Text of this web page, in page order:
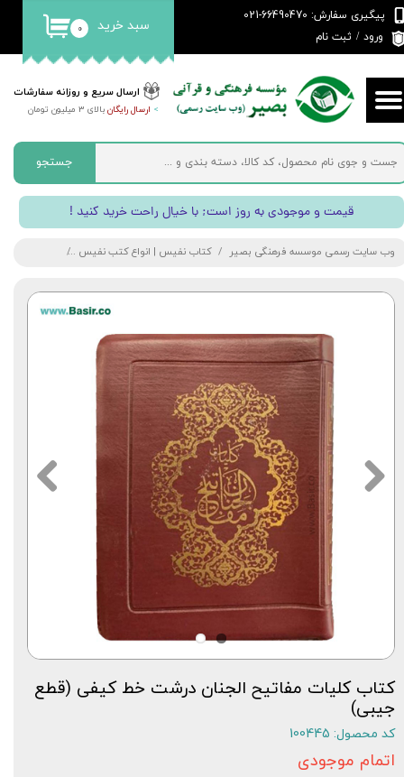
ارسال سریع و روزانه سفارشات
> ارسال رایگانبالای 3 میلیون تومان
پیگیری سفارش: 66490470-021
ورود / ثبت نام
حساب کاربری من
تغییر گذر واژه
سفارشات
خروج از حساب کاربری
۰ سبد خرید
جستجو
! قیمت و موجودی به روز است; با خیال راحت خرید کنید
وب سایت رسمی موسسه فرهنگی بصیر کتاب نفیس | انواع کتب نفیس
کتاب کلیات مفاتیح الجنان درشت خط کیفی (قطع
جیبی)
کد محصول: 100445
اتمام موجودی